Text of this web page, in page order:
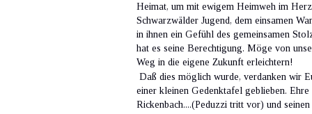
Heimat, um mit ewigem Heimweh im
Schwarzwälder Jugend, dem einsamen
in ihnen ein Gefühl des gemeinsamen
hat es seine Berechtigung. Möge von
Weg in die eigene Zukunft erleichtern!
Daß dies möglich wurde, verdanken wir
einer kleinen Gedenktafel geblieben.
Rickenbach....(Peduzzi tritt vor) und